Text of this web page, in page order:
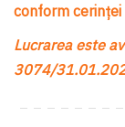
conform
Lucrarea este
3074/